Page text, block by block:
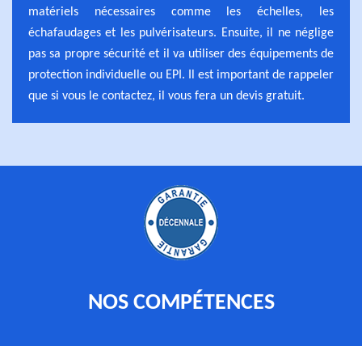
matériels nécessaires comme les échelles, les
échafaudages et les pulvérisateurs. Ensuite, il ne néglige
pas sa propre sécurité et il va utiliser des équipements de
protection individuelle ou EPI. Il est important de rappeler
que si vous le contactez, il vous fera un devis gratuit.
NOS COMPÉTENCES